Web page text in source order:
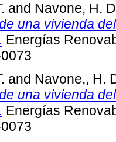
and Navone, H.
una vivienda
Energías
and Navone,, H.
una vivienda
Energías